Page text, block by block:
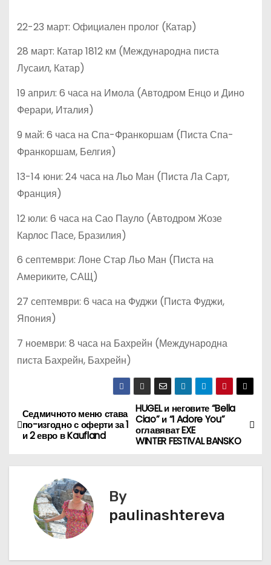
22-23 март: Официален пролог (Катар)
28 март: Катар 1812 км (Международна писта
Лусаил, Катар)
19 април: 6 часа на Имола (Автодром Енцо и Дино
Ферари, Италия)
9 май: 6 часа на Спа-Франкоршам (Писта Спа-
Франкоршам, Белгия)
13-14 юни: 24 часа на Льо Ман (Писта Ла Сарт,
Франция)
12 юли: 6 часа на Сао Пауло (Автодром Жозе
Карлос Пасе, Бразилия)
6 септември: Лоне Стар Льо Ман (Писта на
Америките, САЩ)
27 септември: 6 часа на Фуджи (Писта Фуджи,
Япония)
7 ноември: 8 часа на Бахрейн (Международна
писта Бахрейн, Бахрейн)
Н
а
в
HUGEL и неговите “Bella
Ciao” и “I Adore You”
оглавяват EXE
WINTER FESTIVAL BANSKO
Седмичното меню става
по-изгодно с оферти за 1
и 2 евро в Kaufland
By
paulinashtereva